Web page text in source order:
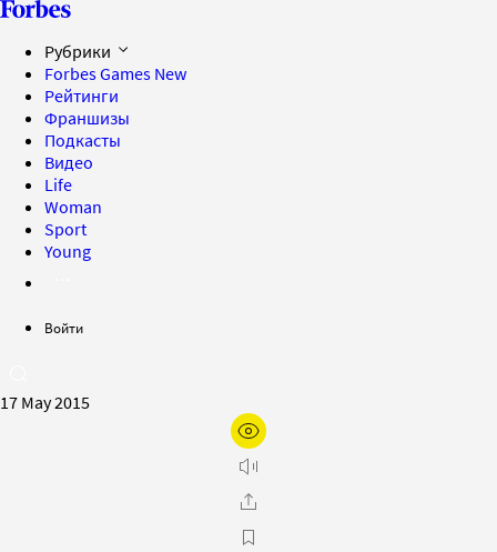
Рубрики
Forbes Games New
Рейтинги
Франшизы
Подкасты
Видео
Life
Woman
Sport
Young
Войти
17 May 2015